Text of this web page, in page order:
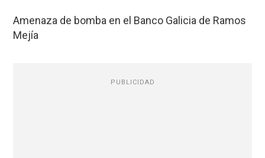
Amenaza de bomba en el Banco Galicia de Ramos
Mejía
PUBLICIDAD